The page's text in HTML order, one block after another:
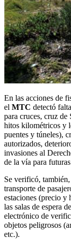
En las acciones de
el MTC detectó
para cruces, cruz de
hitos kilométricos y
puentes y túneles),
autorizados,
invasiones al
de la vía para
Se verificó,
transporte de
estaciones (precio y
las salas de espera
electrónico de
objetos peligrosos
etc.).